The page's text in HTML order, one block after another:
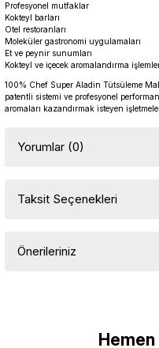
Profesyonel mutfaklar
Kokteyl barları
Otel restoranları
Moleküler gastronomi uygulamaları
Et ve peynir sunumları
Kokteyl ve içecek aromalandırma
100% Chef Super Aladin Tütsüleme
patentli sistemi ve profesyonel
aromaları kazandırmak isteyen
Yorumlar (0)
Taksit Seçenekleri
Önerileriniz
Görüş ve önerileriniz için